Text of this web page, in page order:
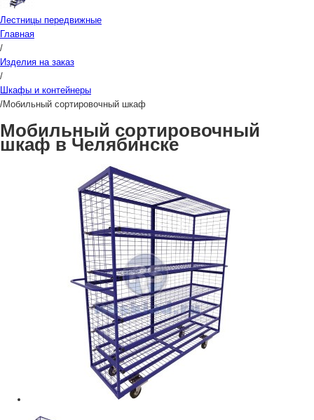
Лестницы передвижные
Главная
/
Изделия на заказ
/
Шкафы и контейнеры
/Мобильный сортировочный шкаф
Мобильный сортировочный
шкаф в Челябинске